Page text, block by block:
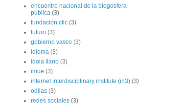
encuentro nacional de la blogosfera
pública (3)
fundación ctic (3)
futuro (3)
gobierno vasco (3)
idioma (3)
idoia llano (3)
imue (3)
internet interdisciplinary institute (in3) (3)
odilas (3)
redes sociales (3)